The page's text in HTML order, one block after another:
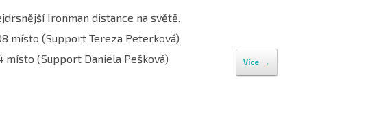
Ironman distance na světě.
místo (Support Tereza Peterková)
místo (Support Daniela Pešková)
Více →